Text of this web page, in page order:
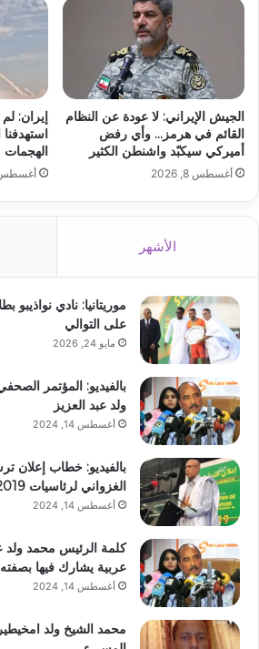
الجيش الإيراني: لا عودة عن النظام
القائم في هرمز… وأي رفض
أميركي سيكبّد واشنطن الكثير
أغسطس 8, 2026
إيران:
الهجمات
أغسطس 8,
الأشهر
موريتانيا: نادي نواذيبو
على التوالي
مايو 24, 2026
بالفيديو: المؤتمر
ولد عبد العزيز
أغسطس 14, 2024
بالفيديو: خطاب إعلان
الغزواني لرئاسيات 2019 بموريتانيا
أغسطس 14, 2024
كلمة الرئيس محمد ولد
عربية يشارك فيها
أغسطس 14, 2024
محمد الشيخ ولد